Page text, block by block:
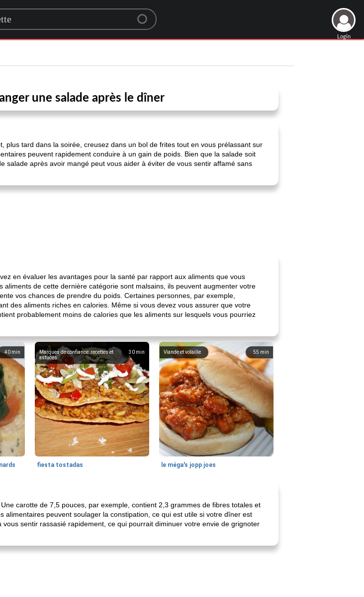
Login
une salade après le dîner
plus tard dans la soirée, creusez dans un bol de frites tout en vous prélassant sur
peuvent rapidement conduire à un gain de poids. Bien que la salade soit
salade après avoir mangé peut vous aider à éviter de vous sentir affamé sans
en évaluer les avantages pour la santé par rapport aux aliments que vous
de cette dernière catégorie sont malsains, ils peuvent augmenter votre
vos chances de prendre du poids. Certaines personnes, par exemple,
des aliments riches en calories. Même si vous devez vous assurer que votre
probablement moins de calories que les aliments sur lesquels vous pourriez
40 min 30 min
Marques de confiance: recettes et
astuces
fiesta tostadas
55 min
Viande et volaille
le méga's jopp joes
carotte de 7,5 pouces, par exemple, contient 2,3 grammes de fibres totales et
peuvent soulager la constipation, ce qui est utile si votre dîner est
sentir rassasié rapidement, ce qui pourrait diminuer votre envie de grignoter